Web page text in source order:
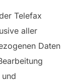
Telefax
aller
Daten